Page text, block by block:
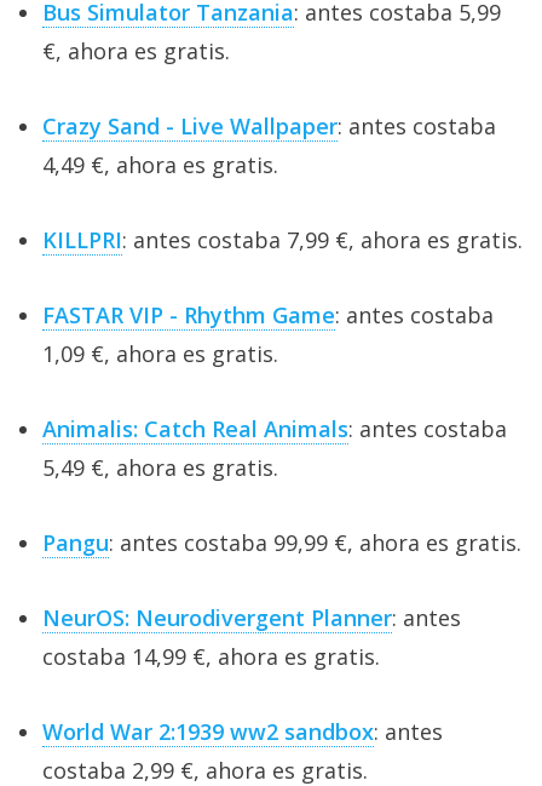
Bus Simulator Tanzania: antes costaba 5,99
€, ahora es gratis.
Crazy Sand - Live Wallpaper: antes costaba
4,49 €, ahora es gratis.
KILLPRI: antes costaba 7,99 €, ahora es gratis.
FASTAR VIP - Rhythm Game: antes costaba
1,09 €, ahora es gratis.
Animalis: Catch Real Animals: antes costaba
5,49 €, ahora es gratis.
Pangu: antes costaba 99,99 €, ahora es gratis.
NeurOS: Neurodivergent Planner: antes
costaba 14,99 €, ahora es gratis.
World War 2:1939 ww2 sandbox: antes
costaba 2,99 €, ahora es gratis.